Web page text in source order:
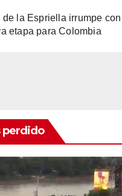
de la Espriella irrumpe
etapa para Colombia
perdido